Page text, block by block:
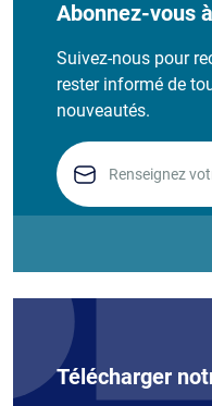
Abonnez-vous
Suivez-nous pour
rester informé de
nouveautés.
Télécharger